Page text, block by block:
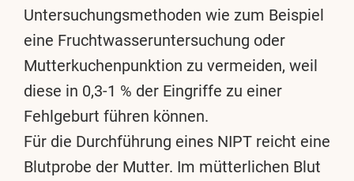
Untersuchungsmethoden wie zum Beispiel
eine Fruchtwasseruntersuchung oder
Mutterkuchenpunktion zu vermeiden, weil
diese in 0,3-1 % der Eingriffe zu einer
Fehlgeburt führen können.
Für die Durchführung eines NIPT reicht eine
Blutprobe der Mutter. Im mütterlichen Blut